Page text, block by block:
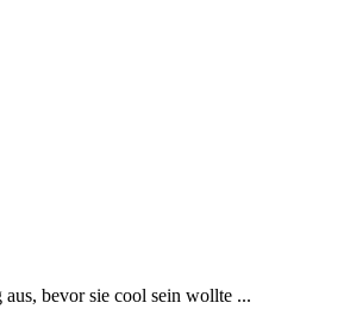
bevor sie cool sein wollte ...